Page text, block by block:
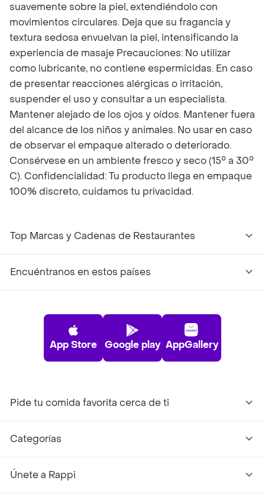
suavemente sobre la piel, extendiéndolo con
movimientos circulares. Deja que su fragancia y
textura sedosa envuelvan la piel, intensificando la
experiencia de masaje Precauciones: No utilizar
como lubricante, no contiene espermicidas. En caso
de presentar reacciones alérgicas o irritación,
suspender el uso y consultar a un especialista.
Mantener alejado de los ojos y oídos. Mantener fuera
del alcance de los niños y animales. No usar en caso
de observar el empaque alterado o deteriorado.
Consérvese en un ambiente fresco y seco (15° a 30°
C). Confidencialidad: Tu producto llega en empaque
100% discreto, cuidamos tu privacidad.
Top Marcas y Cadenas de Restaurantes
Encuéntranos en estos países
App Store Google play AppGallery
Pide tu comida favorita cerca de ti
Categorías
Únete a Rappi